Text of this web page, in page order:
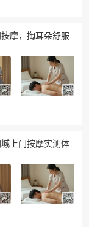
摩，掏耳朵舒服
上门按摩实测体